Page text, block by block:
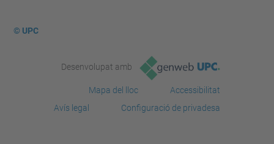
© UPC
Desenvolupat amb
Mapa del lloc
Accessibilitat
Avís legal
Configuració de privadesa